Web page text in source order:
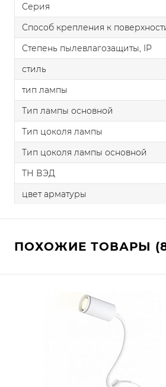
Серия
Способ крепления к
Степень пылевлагозащиты, IP
стиль
тип лампы
Тип лампы основной
Тип цоколя лампы
Тип цоколя лампы основной
ТН ВЭД
цвет арматуры
ПОХОЖИЕ ТОВАРЫ